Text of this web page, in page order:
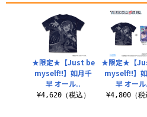
★限定★【
myself!!】
早 オー
¥4,800（税
★限定★【Just be
myself!!】如月千
早 オール..
¥4,620（税込）